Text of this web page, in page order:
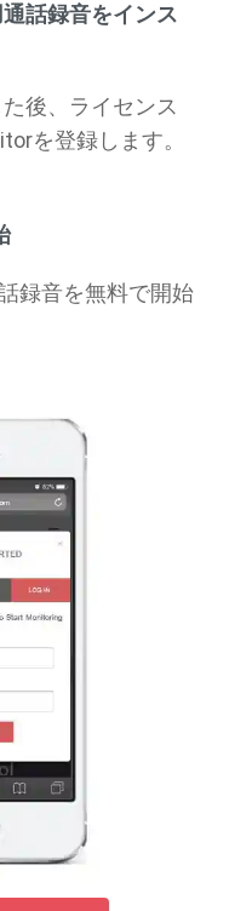
話録音をインス
後、ライセンス
を登録します。
録音を無料で開始